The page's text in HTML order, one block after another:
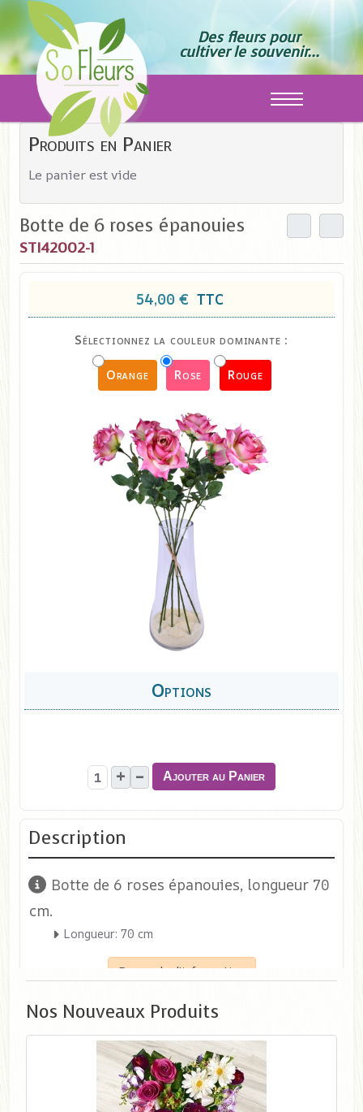
Des fleurs pour
cultiver le souvenir...
Off-Canvas
Botte de 6 roses épanouies
STI42002-1
54,00 € TTC
Sélectionnez la couleur dominante :
Orange Rose Rouge
+ – Ajouter au Panier
Description
Botte de 6 roses épanouies, longueur 70
cm.
Longueur: 70 cm
Demande d'information
Produits en Panier
Le panier est vide
Nos Nouveaux Produits